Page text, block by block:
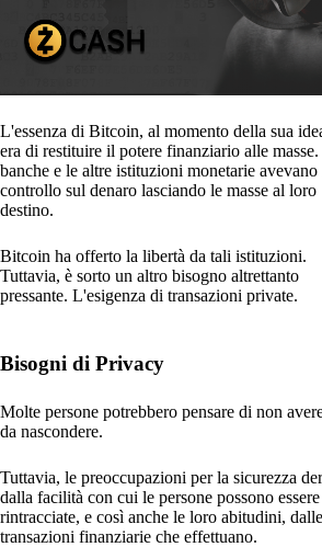
L'essenza di Bitcoin, al momento della sua
era di restituire il potere finanziario alle
banche e le altre istituzioni monetarie avevano
controllo sul denaro lasciando le masse al loro
destino.
Bitcoin ha offerto la libertà da tali istituzioni.
Tuttavia, è sorto un altro bisogno altrettanto
pressante. L'esigenza di transazioni private.
Bisogni di Privacy
Molte persone potrebbero pensare di non
da nascondere.
Tuttavia, le preoccupazioni per la sicurezza
dalla facilità con cui le persone possono essere
rintracciate, e così anche le loro abitudini, dalle
transazioni finanziarie che effettuano.